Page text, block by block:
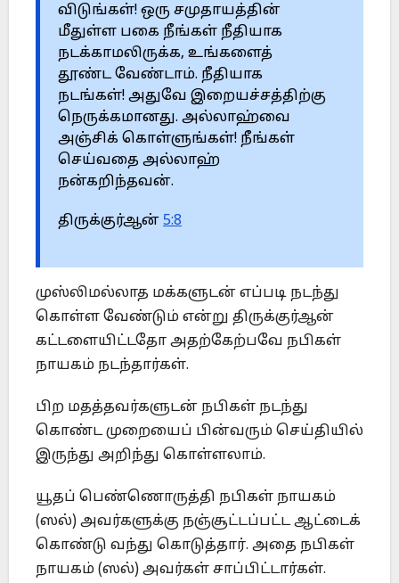
விடுங்கள்! ஒரு சமுதாயத்தின்
மீதுள்ள பகை நீங்கள் நீதியாக
நடக்காமலிருக்க, உங்களைத்
தூண்ட வேண்டாம். நீதியாக
நடங்கள்! அதுவே இறையச்சத்திற்கு
நெருக்கமானது. அல்லாஹ்வை
அஞ்சிக் கொள்ளுங்கள்! நீங்கள்
செய்வதை அல்லாஹ்
நன்கறிந்தவன்.
திருக்குர்ஆன் 5:8
முஸ்லிமல்லாத மக்களுடன் எப்படி நடந்து
கொள்ள வேண்டும் என்று திருக்குர்ஆன்
கட்டளையிட்டதோ அதற்கேற்பவே நபிகள்
நாயகம் நடந்தார்கள்.
பிற மதத்தவர்களுடன் நபிகள் நடந்து
கொண்ட முறையைப் பின்வரும் செய்தியில்
இருந்து அறிந்து கொள்ளலாம்.
யூதப் பெண்ணொருத்தி நபிகள் நாயகம்
(ஸல்) அவர்களுக்கு நஞ்சூட்டப்பட்ட ஆட்டைக்
கொண்டு வந்து கொடுத்தார். அதை நபிகள்
நாயகம் (ஸல்) அவர்கள் சாப்பிட்டார்கள்.